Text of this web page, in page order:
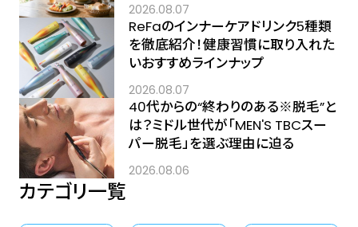
2026.08.07
ReFaのインナーケアドリンク5種類
を徹底紹介！健康習慣に取り入れた
いおすすめラインナップ
2026.08.07
40代からの“終わりのある※脱毛”と
は？ミドル世代が「MEN'S TBCスー
パー脱毛」を選ぶ理由に迫る
2026.08.06
カテゴリ一覧